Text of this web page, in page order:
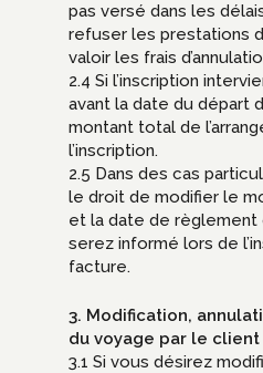
pas versé dans les
refuser les prestations
valoir les frais
2.4 Si l’inscription
avant la date du départ
montant total de
l’inscription.
2.5 Dans des cas
le droit de modifier le
et la date de règlement
serez informé lors de
facture.
3. Modification,
du voyage par le client
3.1 Si vous désirez